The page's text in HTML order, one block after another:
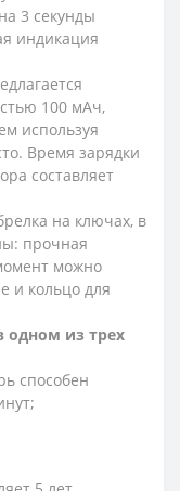
3 секунды
индикация
100 мАч,
используя
Время зарядки
составляет
на ключах, в
прочная
можно
и кольцо для
одном из трех
способен